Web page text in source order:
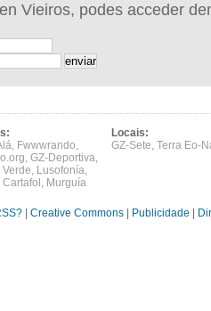
Vieiros, podes acceder
, Fwwwrando,
, GZ-Deportiva,
, Lusofonía,
Cartafol , Murguía
Locais:
GZ-Sete, Terra Eo-
Creative Commons Publicidade